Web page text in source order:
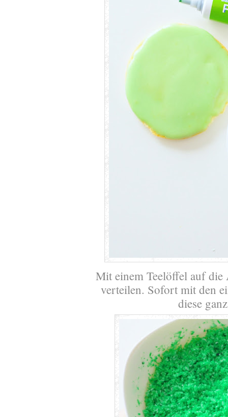
Mit einem Teelöffel auf die
verteilen. Sofort mit den
diese